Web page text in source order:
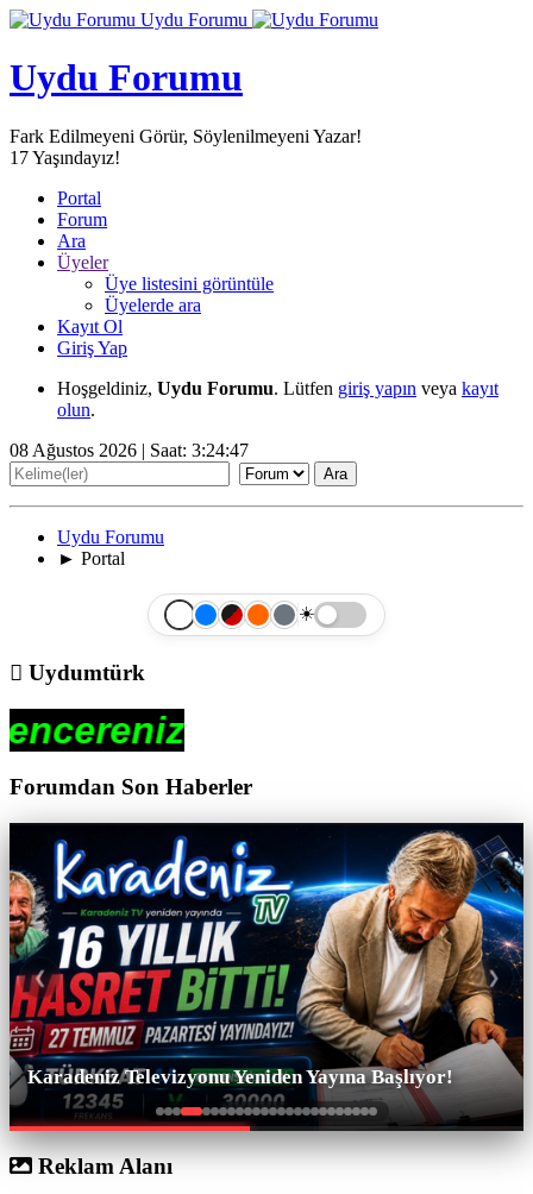
Uydu Forumu
Uydu Forumu
Fark Edilmeyeni Görür, Söylenilmeyeni Yazar!
17Yaşındayız!
Portal
Forum
Ara
Üyeler
Üye listesini görüntüle
Üyelerde ara
Kayıt Ol
Giriş Yap
Hoşgeldiniz, Uydu Forumu. Lütfen giriş yapın veya kayıt
olun.
08 Ağustos 2026 | Saat: 3:24:49
Uydu Forumu
► Portal
☀️
Uydumtürk
Forumdan Son Haberler
❮ ❯
Karadeniz Televizyonu Yeniden Yayına Başlıyor!
Reklam Alanı